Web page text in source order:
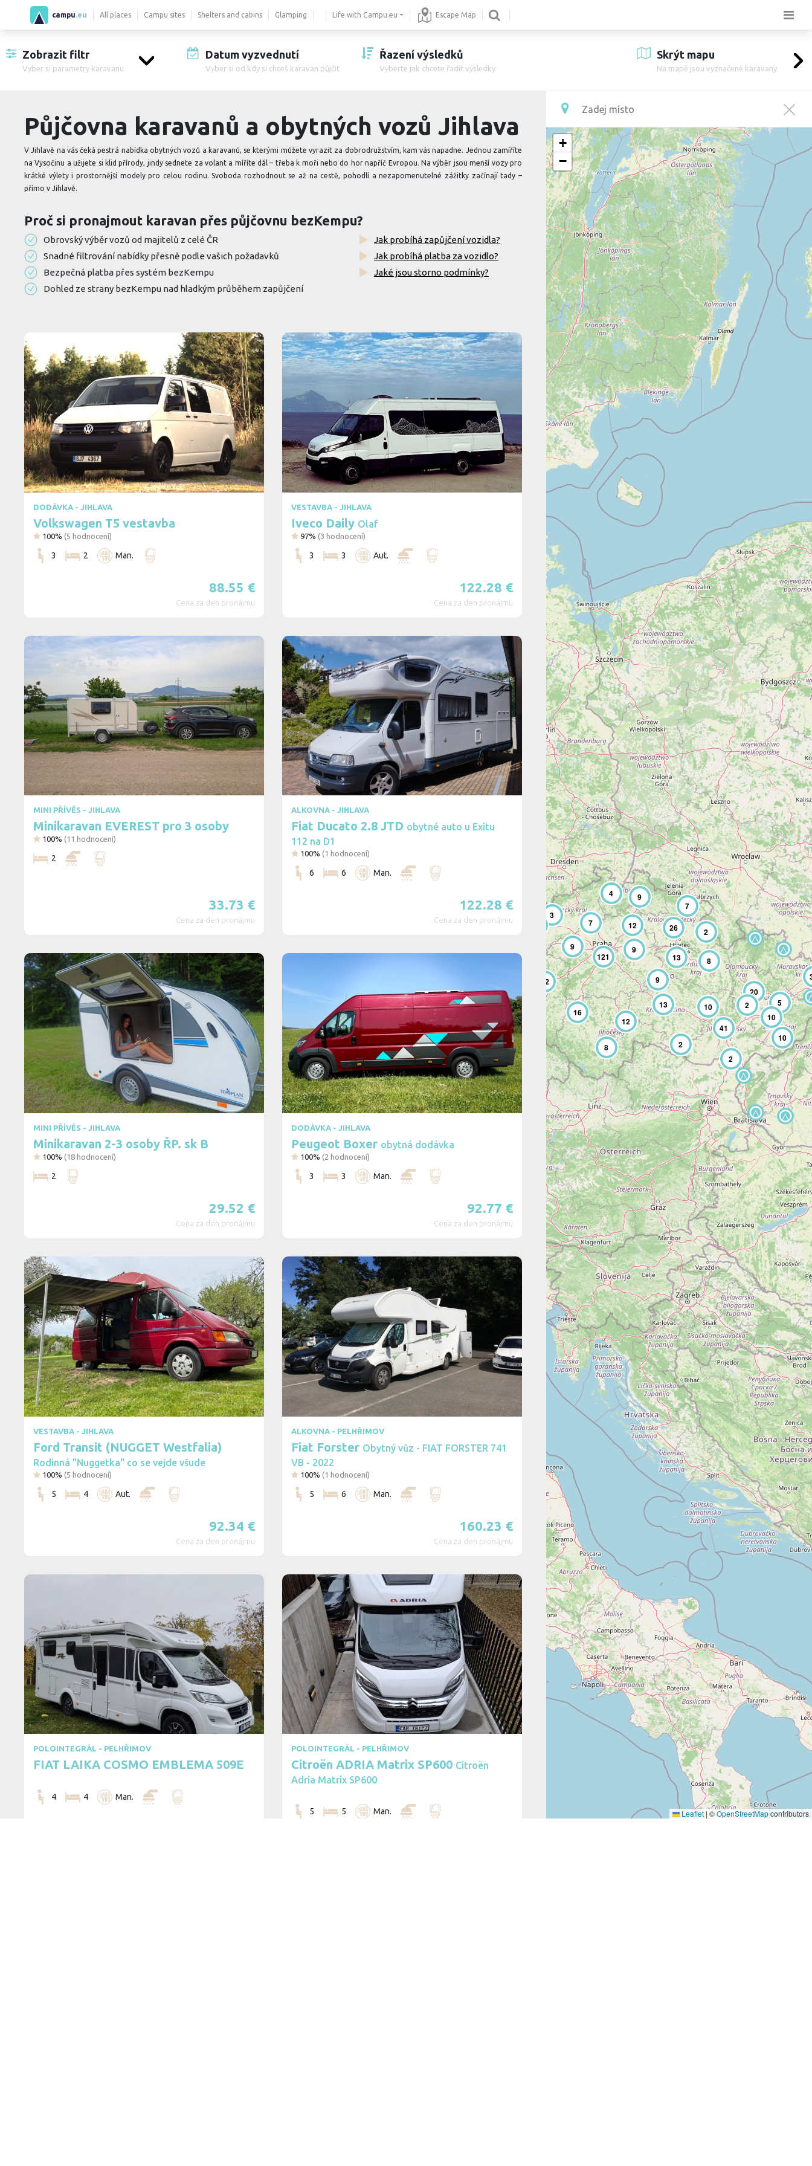
campu .eu All places Campu sites Shelters and cabins Glamping Life with Campu.eu Escape Map
Půjčovna karavanů a obytných vozů Jihlava
V Jihlavě na vás čeká pestrá nabídka obytných vozů a karavanů, se kterými můžete vyrazit za dobrodružstvím, kam vás napadne. Jednou zamíříte
na Vysočinu a užijete si klid přírody, jindy sednete za volant a míříte dál – třeba k moři nebo do hor napříč Evropou. Na výběr jsou menší vozy pro
krátké výlety i prostornější modely pro celou rodinu. Svoboda rozhodnout se až na cestě, pohodlí a nezapomenutelné zážitky začínají tady –
přímo v Jihlavě.
Proč si pronajmout karavan přes půjčovnu bezKempu?
Obrovský výběr vozů od majitelů z celé ČR
Snadné filtrování nabídky přesně podle vašich požadavků
Bezpečná platba přes systém bezKempu
Dohled ze strany bezKempu nad hladkým průběhem zapůjčení
Jak probíhá zapůjčení vozidla?
Jak probíhá platba za vozidlo?
Jaké jsou storno podmínky?
Zobrazit filtr
Vyber si parametry karavanu
Datum vyzvednutí
Vyber si od kdy si chceš karavan půjčit
Řazení výsledků
Vyberte jak chcete řadit výsledky
Skrýt mapu
Na mapě jsou vyznačené karavany
DODÁVKA - JIHLAVA
Volkswagen T5 vestavba
100% (5 hodnocení)
3 2 Man.
88.55 €
Cena za den pronájmu
VESTAVBA - JIHLAVA
Iveco Daily Olaf
97% (3 hodnocení)
3 3 Aut.
122.28 €
Cena za den pronájmu
MINI PŘÍVĚS - JIHLAVA
Minikaravan EVEREST pro 3 osoby
100% (11 hodnocení)
2
33.73 €
Cena za den pronájmu
ALKOVNA - JIHLAVA
Fiat Ducato 2.8 JTD obytné auto u Exitu
112 na D1
100% (1 hodnocení)
6 6 Man.
122.28 €
Cena za den pronájmu
MINI PŘÍVĚS - JIHLAVA
Minikaravan 2-3 osoby ŘP. sk B
100% (18 hodnocení)
2
29.52 €
Cena za den pronájmu
DODÁVKA - JIHLAVA
Peugeot Boxer obytná dodávka
100% (2 hodnocení)
3 3 Man.
92.77 €
Cena za den pronájmu
VESTAVBA - JIHLAVA
Ford Transit (NUGGET Westfalia)
Rodinná "Nuggetka" co se vejde všude
100% (5 hodnocení)
5 4 Aut.
92.34 €
Cena za den pronájmu
ALKOVNA - PELHŘIMOV
Fiat Forster Obytný vůz - FIAT FORSTER 741
VB - 2022
100% (1 hodnocení)
5 6 Man.
160.23 €
Cena za den pronájmu
POLOINTEGRÁL - PELHŘIMOV
FIAT LAIKA COSMO EMBLEMA 509E
4 4 Man.
POLOINTEGRÁL - PELHŘIMOV
Citroën ADRIA Matrix SP600 Citroën
Adria Matrix SP600
5 5 Man.
7
2
2
2
13
9
10
7
2
8
16
9
12
13
41
26
8
121
9
20
12
10
5
9
10
4
12
3
+
−
Leaflet | ©OpenStreetMapcontributors
Cookies. You know what to do to get this banner out of your way.
This website uses cookies. Confirm your consent to the use of all cookies with the 'I agree' button. If you want to adjust the settings, click the
I agree
Detailed settings
Reject all